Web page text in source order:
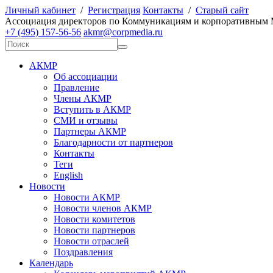
Личный кабинет / Регистрация Контакты / Старый сайт
Ассоциация директоров по Коммуникациям и корпоративным
+7 (495) 157-56-56 akmr@corpmedia.ru
АКМР
Об ассоциации
Правление
Члены АКМР
Вступить в АКМР
СМИ и отзывы
Партнеры АКМР
Благодарности от партнеров
Контакты
Теги
English
Новости
Новости АКМР
Новости членов АКМР
Новости комитетов
Новости партнеров
Новости отраслей
Поздравления
Календарь